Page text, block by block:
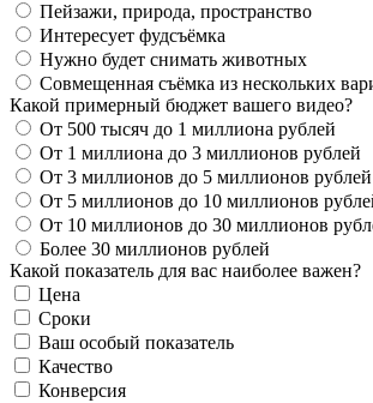
Пейзажи, природа, пространство
Интересует фудсъёмка
Нужно будет снимать животных
Совмещенная съёмка из нескольких
Какой примерный бюджет вашего видео?
От 500 тысяч до 1 миллиона рублей
От 1 миллиона до 3 миллионов рублей
От 3 миллионов до 5 миллионов рублей
От 5 миллионов до 10 миллионов
От 10 миллионов до 30 миллионов
Более 30 миллионов рублей
Какой показатель для вас наиболее важен?
Цена
Сроки
Ваш особый показатель
Качество
Конверсия